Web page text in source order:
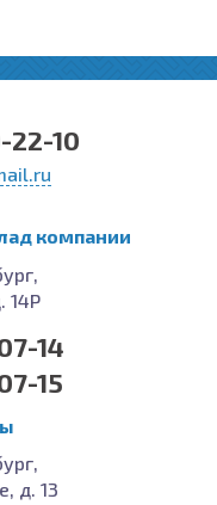
10
компании
14Р
14
15
д. 13